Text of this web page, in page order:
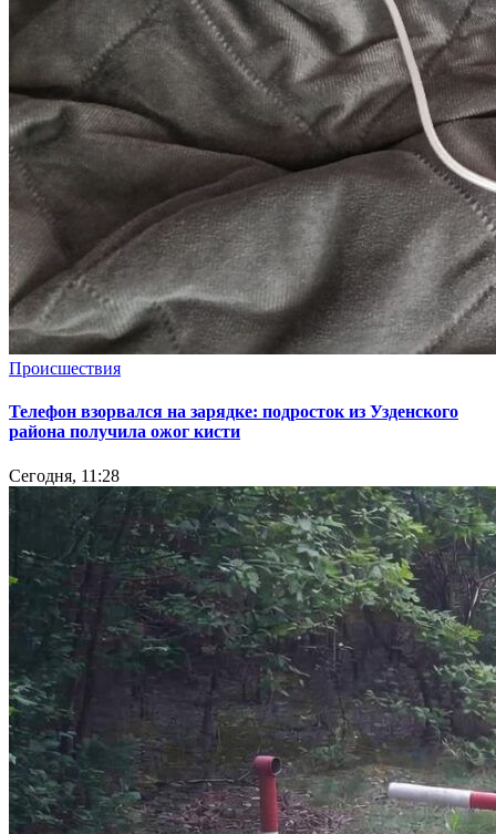
Происшествия
Телефон взорвался на зарядке: подросток из Узденского
района получила ожог кисти
Сегодня, 11:28